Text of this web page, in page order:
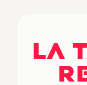
perfecta para
Válida para cualquier
Escape, cualquier día
un equipo de
Disponible en